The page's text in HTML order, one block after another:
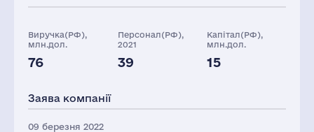
Виручка(РФ),
млн.дол.
76
Персонал(РФ),
2021
39
Капітал(РФ),
млн.дол.
15
12434
Заява компанії
09 березня 2022